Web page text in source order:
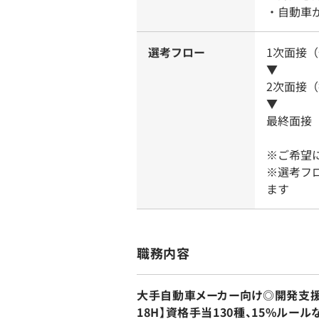
・自動車
選考フロー
1次面接
▼
2次面接
▼
最終面接
※ご希望
※選考フ
ます
職務内容
大手自動車メーカー向け◎開発支
18H】資格手当130種、15%ルール